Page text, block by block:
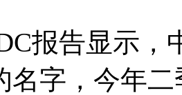
告显示，
名字，今年